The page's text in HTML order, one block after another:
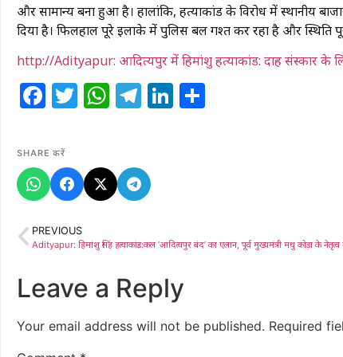
और सामान्य बना हुआ है। हालांकि, हत्याकांड के विरोध में स्थानीय
दिया है। फिलहाल पूरे इलाके में पुलिस बल गश्त कर रहा है और स्थिति
http://Adityapur: आदित्यपुर में हिमांशु हत्याकांड: दाह संस्कार के
Facebook
Twitter
WhatsApp
Telegram
LinkedIn
SHARE करें
PREVIOUS
Leave a Reply
Your email address will not be published. Required